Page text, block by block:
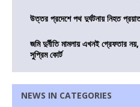
উত্তর প্রদেশে পথ দুর্ঘটনায় নিহত
জমি দুর্নীতি মামলায় এখনই গ্রেফতার
সুপ্রিম কোর্ট
NEWS IN CATEGORIES